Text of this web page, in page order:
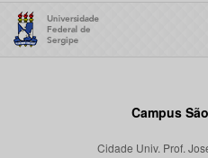
Campus
Cidade Univ. Prof.